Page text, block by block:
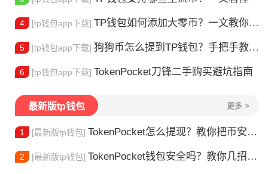
4 [tp钱包app下载] TP钱包如何添加大零币？一文教你轻松操作
5 [tp钱包app下载] 狗狗币怎么提到TP钱包？手把手教你安全转入
6 [tp钱包app下载] TokenPocket刀锋二手购买避坑指南
最新版tp钱包 更多 >
1 [最新版tp钱包] TokenPocket怎么提现？教你把币安全换成现金
2 [最新版tp钱包] TokenPocket钱包安全吗？教你几招自查